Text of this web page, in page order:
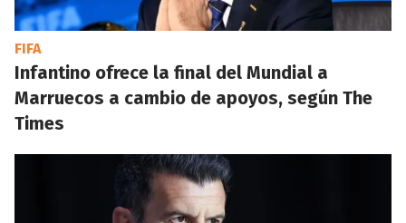
FIFA
Infantino ofrece la final del Mundial a
Marruecos a cambio de apoyos, según The
Times